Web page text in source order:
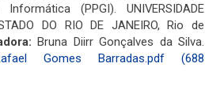
(PPGI). UNIVERSIDADE
DO RIO DE JANEIRO, Rio de
Bruna Diirr Gonçalves da Silva.
Gomes Barradas.pdf (688